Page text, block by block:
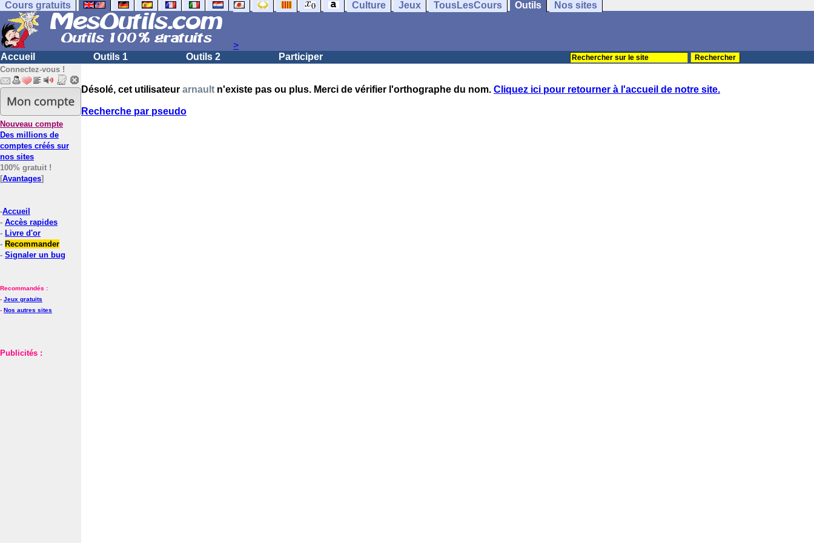
Cours gratuits Culture Jeux TousLesCours Outils Nos sites
>
Accueil
Outils 1 Outils 2 Participer
Connectez-vous !
Nouveau compte
Des millions de
comptes créés sur
nos sites
100% gratuit !
[Avantages]
-Accueil
- Accès rapides
- Livre d'or
- Recommander
- Signaler un bug
Recommandés :
- Jeux gratuits
- Nos autres sites
Publicités :
Désolé, cet utilisateur arnault n'existe pas ou plus. Merci de vérifier l'orthographe du nom. Cliquez ici pour retourner à l'accueil de notre site.
Recherche par pseudo